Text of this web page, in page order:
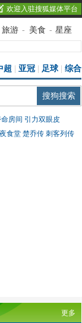
欢迎入驻搜狐媒体平台
旅游 - 美食 - 星座
超 亚冠 足球| 综合
房间 引力双眼皮
食堂 楚乔传 刺客列传
更多